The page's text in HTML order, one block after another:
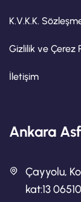
K.V.K.K.
Gizlilik ve Çerez
İletişim
Ankara
Çayyolu,
kat:13